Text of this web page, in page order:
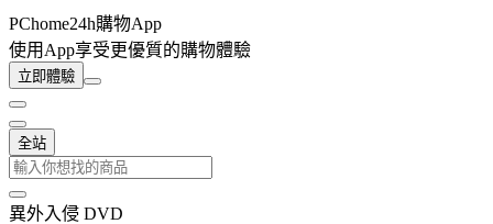
PChome24h購物App
使用App享受更優質的購物體驗
立即體驗
全站
異外入侵 DVD